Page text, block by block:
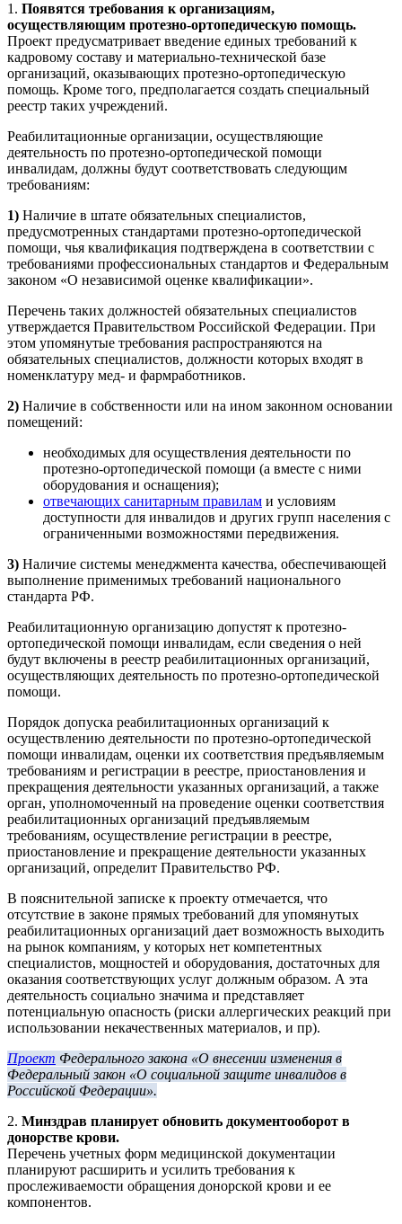
1. Появятся требования к организациям,
осуществляющим протезно-ортопедическую помощь.
Проект предусматривает введение единых требований к
кадровому составу и материально-технической базе
организаций, оказывающих протезно-ортопедическую
помощь. Кроме того, предполагается создать специальный
реестр таких учреждений.
Реабилитационные организации, осуществляющие
деятельность по протезно-ортопедической помощи
инвалидам, должны будут соответствовать следующим
требованиям:
1) Наличие в штате обязательных специалистов,
предусмотренных стандартами протезно-ортопедической
помощи, чья квалификация подтверждена в соответствии с
требованиями профессиональных стандартов и Федеральным
законом «О независимой оценке квалификации».
Перечень таких должностей обязательных специалистов
утверждается Правительством Российской Федерации. При
этом упомянутые требования распространяются на
обязательных специалистов, должности которых входят в
номенклатуру мед- и фармработников.
2) Наличие в собственности или на ином законном основании
помещений:
необходимых для осуществления деятельности по
протезно-ортопедической помощи (а вместе с ними
оборудования и оснащения);
отвечающих санитарным правилам и условиям
доступности для инвалидов и других групп населения с
ограниченными возможностями передвижения.
3) Наличие системы менеджмента качества, обеспечивающей
выполнение применимых требований национального
стандарта РФ.
Реабилитационную организацию допустят к протезно-
ортопедической помощи инвалидам, если сведения о ней
будут включены в реестр реабилитационных организаций,
осуществляющих деятельность по протезно-ортопедической
помощи.
Порядок допуска реабилитационных организаций к
осуществлению деятельности по протезно-ортопедической
помощи инвалидам, оценки их соответствия предъявляемым
требованиям и регистрации в реестре, приостановления и
прекращения деятельности указанных организаций, а также
орган, уполномоченный на проведение оценки соответствия
реабилитационных организаций предъявляемым
требованиям, осуществление регистрации в реестре,
приостановление и прекращение деятельности указанных
организаций, определит Правительство РФ.
В пояснительной записке к проекту отмечается, что
отсутствие в законе прямых требований для упомянутых
реабилитационных организаций дает возможность выходить
на рынок компаниям, у которых нет компетентных
специалистов, мощностей и оборудования, достаточных для
оказания соответствующих услуг должным образом. А эта
деятельность социально значима и представляет
потенциальную опасность (риски аллергических реакций при
использовании некачественных материалов, и пр).
Проект Федерального закона «О внесении изменения в
Федеральный закон «О социальной защите инвалидов в
Российской Федерации».
2. Минздрав планирует обновить документооборот в
донорстве крови.
Перечень учетных форм медицинской документации
планируют расширить и усилить требования к
прослеживаемости обращения донорской крови и ее
компонентов.